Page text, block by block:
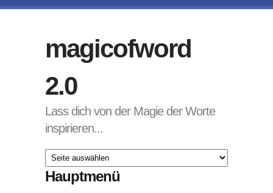
magicofword
2.0
Lass dich von der Magie der Worte
inspirieren...
Hauptmenü